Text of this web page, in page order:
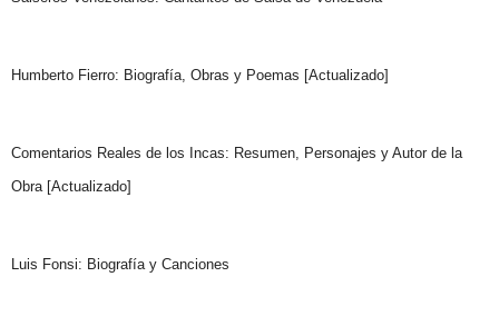
Humberto Fierro: Biografía, Obras y Poemas [Actualizado]
Comentarios Reales de los Incas: Resumen, Personajes y Autor de la
Obra [Actualizado]
Luis Fonsi: Biografía y Canciones